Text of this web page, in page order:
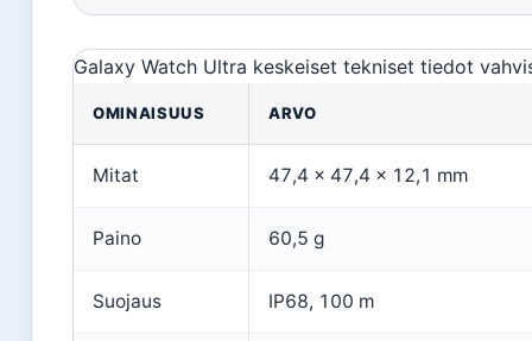
Galaxy Watch Ultra keskeiset tekniset tiedot
OMINAISUUS ARVO
Mitat 47,4 x 47,4 x 12,1 mm
Paino 60,5 g
Suojaus IP68, 100 m